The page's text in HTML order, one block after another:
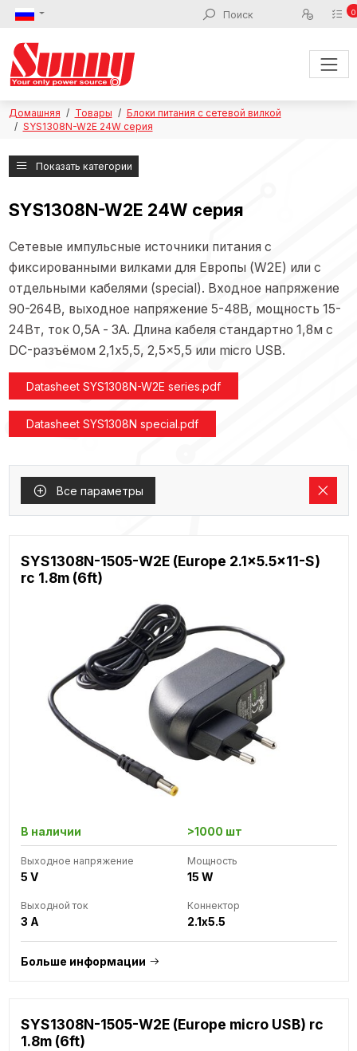
0
Домашняя Товары
Блоки питания с сетевой вилкой
SYS1308N-W2E 24W серия
Показать категории
SYS1308N-W2E 24W серия
Сетевые импульсные источники питания с
фиксированными вилками для Европы (W2E) или с
отдельными кабелями (special). Входное напряжение
90-264В, выходное напряжение 5-48В, мощность 15-
24Вт, ток 0,5А - 3А. Длина кабеля стандартно 1,8м с
DC-разъёмом 2,1x5,5, 2,5x5,5 или micro USB.
Datasheet SYS1308N-W2E series.pdf
Datasheet SYS1308N special.pdf
Все параметры
SYS1308N-1505-W2E (Europe 2.1x5.5x11-S)
rc 1.8m (6ft)
В наличии >1000 шт
Выходное напряжение
5 V
Мощность
15 W
Выходной ток
3 A
Коннектор
2.1x5.5
Больше информации
SYS1308N-1505-W2E (Europe micro USB) rc
1.8m (6ft)